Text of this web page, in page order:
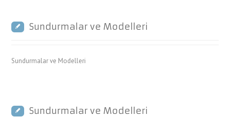
Sundurmalar ve Modelleri
Sundurmalar ve Modelleri
Sundurmalar ve Modelleri